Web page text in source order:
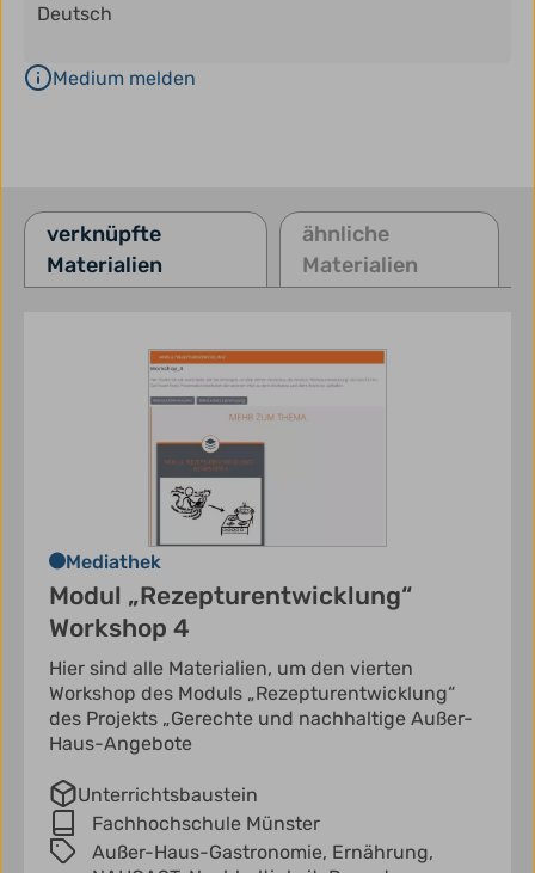
Deutsch
Medium melden
verknüpfte
Materialien
ähnliche
Materialien
Mediathek
Modul „Rezepturentwicklung“
Workshop 4
Hier sind alle Materialien, um den vierten
Workshop des Moduls „Rezepturentwicklung“
des Projekts „Gerechte und nachhaltige Außer-
Haus-Angebote
Unterrichtsbaustein
Fachhochschule Münster
Außer-Haus-Gastronomie, Ernährung,